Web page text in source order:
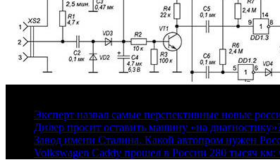
Эксперт назвал самые перспективные новые
Дилер просит оставить машину «на
Завод имени Сталина. Какой автопром нужен
Volkswagen Caddy прошел в России 280 тысяч